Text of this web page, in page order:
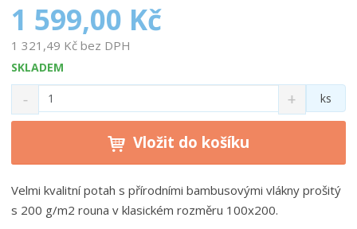
1 599,00 Kč
1 321,49 Kč bez DPH
SKLADEM
ě
i
p
o
N
a
v
i
t
S
í
t
m
n
o
ks
Vložit do košíku
Velmi kvalitní potah s přírodními bambusovými vlákny prošitý
s 200 g/m2 rouna v klasickém rozměru 100x200.